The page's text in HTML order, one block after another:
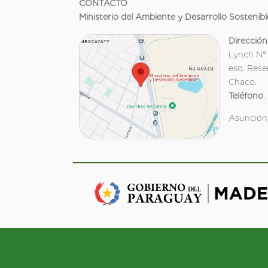
CONTACTO
Ministerio del Ambiente y Desarrollo
Dirección
Lynch
esq.
Chaco.
Teléfono: